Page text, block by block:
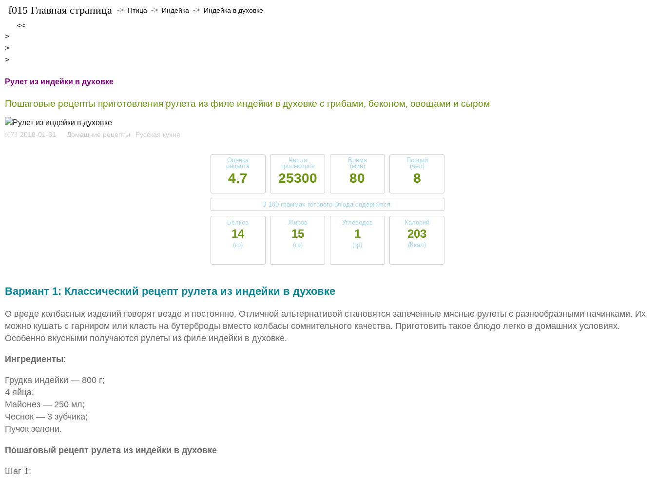
Главная страница -> Птица -> Индейка -> Индейка в духовке
<<
>
>
>
Рулет из индейки в духовке
Пошаговые рецепты приготовления рулета из филе индейки в духовке с грибами, беконом, овощами и сыром
2018-01-31 Домашние рецепты Русская кухня
Оценка
рецепта
4.7
Число
просмотров
25300
Время
(мин)
80
Порций
(чел)
8
В 100 граммах готового блюда содержится:
Белков
14
(гр)
Жиров
15
(гр)
Углеводов
1
(гр)
Калорий
203
(Ккал)
Вариант 1: Классический рецепт рулета из индейки в духовке
О вреде колбасных изделий говорят везде и постоянно. Отличной альтернативой становятся запеченные мясные рулеты с разнообразными начинками. Их
можно кушать с гарниром или класть на бутерброды вместо колбасы сомнительного качества. Приготовить такое блюдо легко в домашних условиях.
Особенно вкусными получаются рулеты из филе индейки в духовке.
Ингредиенты:
Грудка индейки — 800 г;
4 яйца;
Майонез — 250 мл;
Чеснок — 3 зубчика;
Пучок зелени.
Пошаговый рецепт рулета из индейки в духовке
Шаг 1: